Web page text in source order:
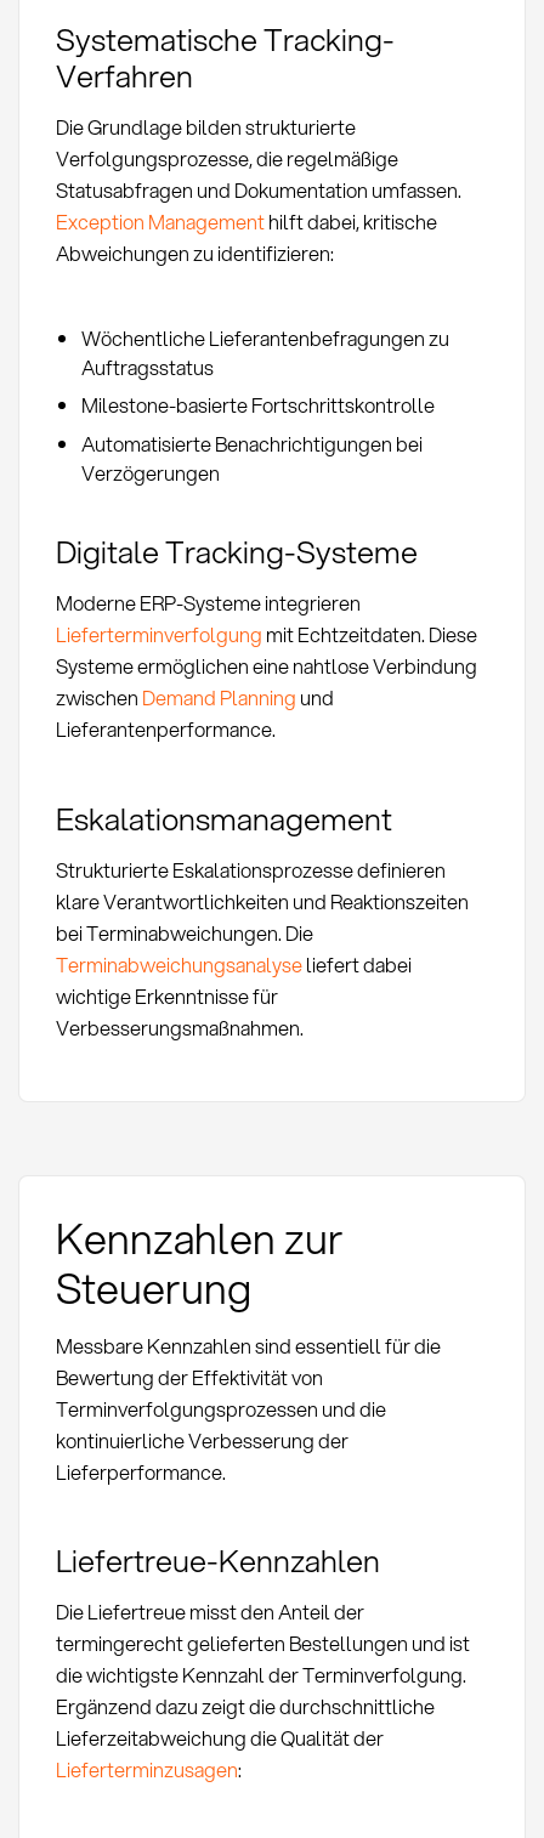
Systematische Tracking-
Verfahren
Die Grundlage bilden strukturierte
Verfolgungsprozesse, die regelmäßige
Statusabfragen und Dokumentation umfassen.
Exception Managementhilft dabei, kritische
Abweichungen zu identifizieren:
Wöchentliche Lieferantenbefragungen zu
Auftragsstatus
Milestone-basierte Fortschrittskontrolle
Automatisierte Benachrichtigungen bei
Verzögerungen
Digitale Tracking-Systeme
Moderne ERP-Systeme integrieren
Lieferterminverfolgung mit Echtzeitdaten. Diese
Systeme ermöglichen eine nahtlose Verbindung
zwischen Demand Planning und
Lieferantenperformance.
Eskalationsmanagement
Strukturierte Eskalationsprozesse definieren
klare Verantwortlichkeiten und Reaktionszeiten
bei Terminabweichungen. Die
Terminabweichungsanalyseliefert dabei
wichtige Erkenntnisse für
Verbesserungsmaßnahmen.
Kennzahlen zur
Steuerung
Messbare Kennzahlen sind essentiell für die
Bewertung der Effektivität von
Terminverfolgungsprozessen und die
kontinuierliche Verbesserung der
Lieferperformance.
Liefertreue-Kennzahlen
Die Liefertreue misst den Anteil der
termingerecht gelieferten Bestellungen und ist
die wichtigste Kennzahl der Terminverfolgung.
Ergänzend dazu zeigt die durchschnittliche
Lieferzeitabweichung die Qualität der
Lieferterminzusagen: